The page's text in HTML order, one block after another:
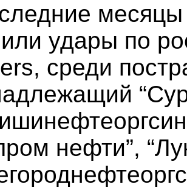
удары по
среди
нефти”,